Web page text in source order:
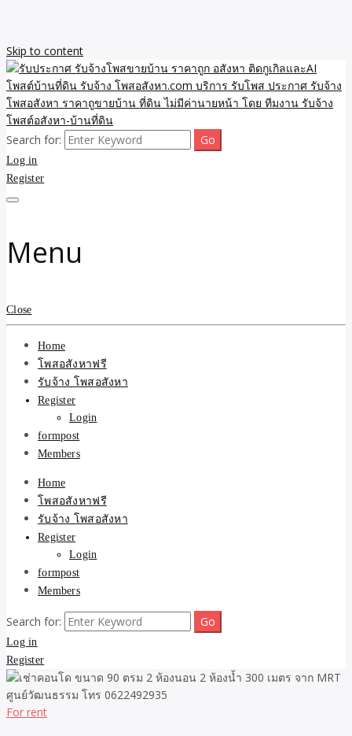
Skip to content
รับประกาศ รับจ้างโพสขาย
บ้าน ราคาถูก อสังหา ติดกู
รับจ้าง โพสอสังหา.com
บริการ รับโพส ประกาศ
รับจ้างโพสอสังหา ราคาถู
ขายบ้าน ที่ดิน ไม่มีค่านาย
หน้า โดย ทีมงาน รับจ้าง
โพสต์อสังหา-บ้านที่ดิน
รับจ้างโพสขายบ้าน ราคาถูก ประกาศ ขายอสังหา โฆษณา ไม่มีค่านาย
หน้า โพสอสังหา รับจ้างโพสขายบ้านบริการ รับจ้างโพสอสังหา ราคาถูก
ขายบ้าน ขายที่ดิน เว็บประกาศ โพส โฆษณา ลงประกาศฟรี
Search for:
Log in
Register
Menu
Close
Home
โพสอสังหาฟรี
รับจ้าง โพสอสังหา
Register
Login
formpost
Members
Home
โพสอสังหาฟรี
รับจ้าง โพสอสังหา
Register
Login
formpost
Members
Search for:
Log in
Register
For rent